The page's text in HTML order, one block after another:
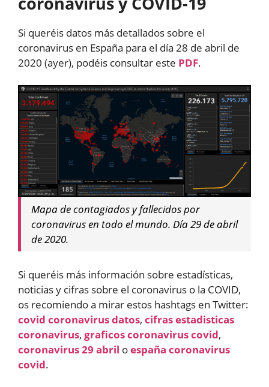
Si queréis datos más detallados sobre el
coronavirus en España para el día 28 de abril de
2020 (ayer), podéis consultar este PDF.
Mapa de contagiados y fallecidos por
coronavirus en todo el mundo. Día 29 de abril
de 2020.
Si queréis más información sobre estadísticas,
noticias y cifras sobre el coronavirus o la COVID,
os recomiendo a mirar estos hashtags en Twitter:
covid coronavirus datos, cifras estadisticas
coronavirus, graficos coronavirus covid,
coronavirus 29 abril oespaña coronavirus
covid.